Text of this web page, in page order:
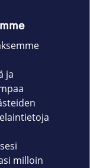
ja
milloin